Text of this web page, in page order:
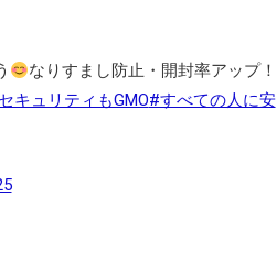
なりすまし防止・開封率アップ！
キュリティもGMO#すべての人に安